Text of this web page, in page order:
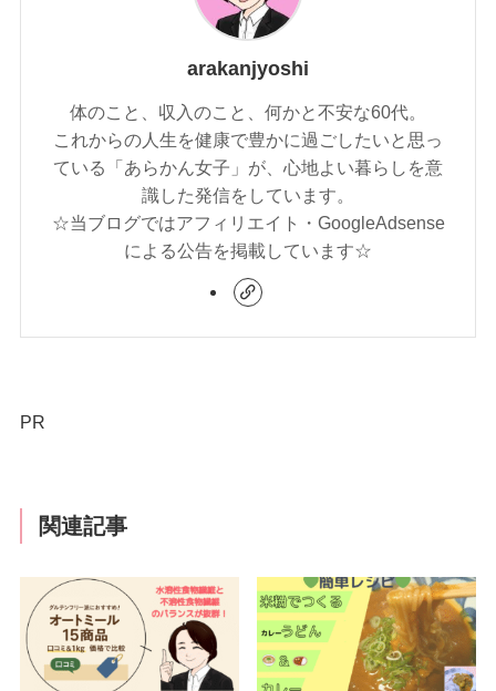
arakanjyoshi
体のこと、収入のこと、何かと不安な60代。
これからの人生を健康で豊かに過ごしたいと思っ
ている「あらかん女子」が、心地よい暮らしを意
識した発信をしています。
☆当ブログではアフィリエイト・GoogleAdsense
による公告を掲載しています☆
PR
関連記事